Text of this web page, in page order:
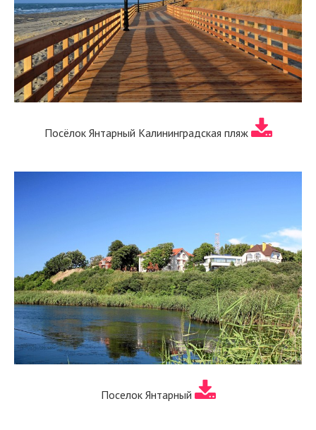
Посёлок Янтарный Калининградская пляж
Поселок Янтарный